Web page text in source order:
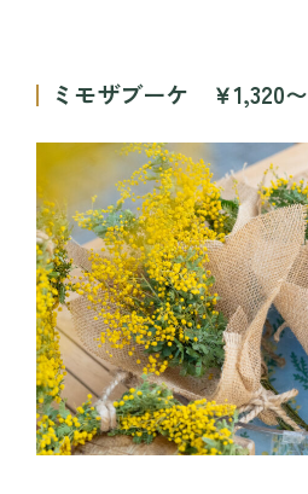
ミモザブーケ ￥1,320〜